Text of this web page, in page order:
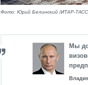
Фото: Юрий Белинский /ИТАР-ТАСС
Мы